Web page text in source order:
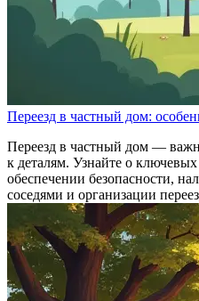
Переезд в частный дом:
Переезд в частный дом —
к деталям. Узнайте о
обеспечении безопасности,
соседями и организации